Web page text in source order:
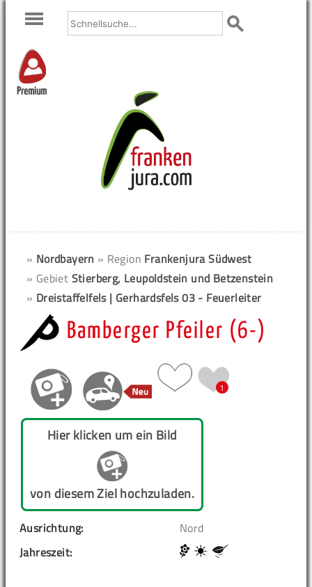
Premium
» Nordbayern » Region Frankenjura Südwest
» Gebiet Stierberg, Leupoldstein und Betzenstein
» Dreistaffelfels | Gerhardsfels 03 - Feuerleiter
Bamberger Pfeiler (6-)
1
Hier klicken um ein Bild
von diesem Ziel hochzuladen.
Ausrichtung:
Nord
Jahreszeit: